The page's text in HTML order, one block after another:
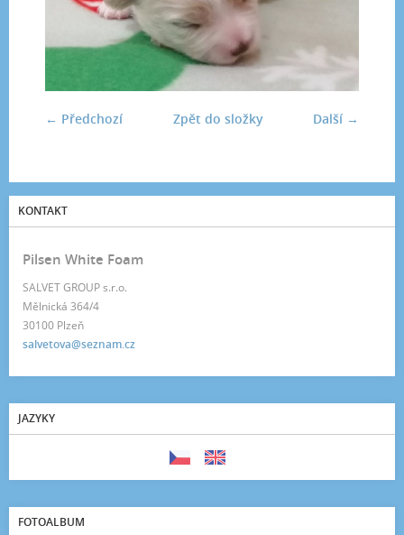
← Předchozí Další →
Zpět do složky
KONTAKT
Pilsen White Foam
SALVET GROUP s.r.o.
Mělnická 364/4
30100 Plzeň
salvetova@seznam.cz
JAZYKY
FOTOALBUM